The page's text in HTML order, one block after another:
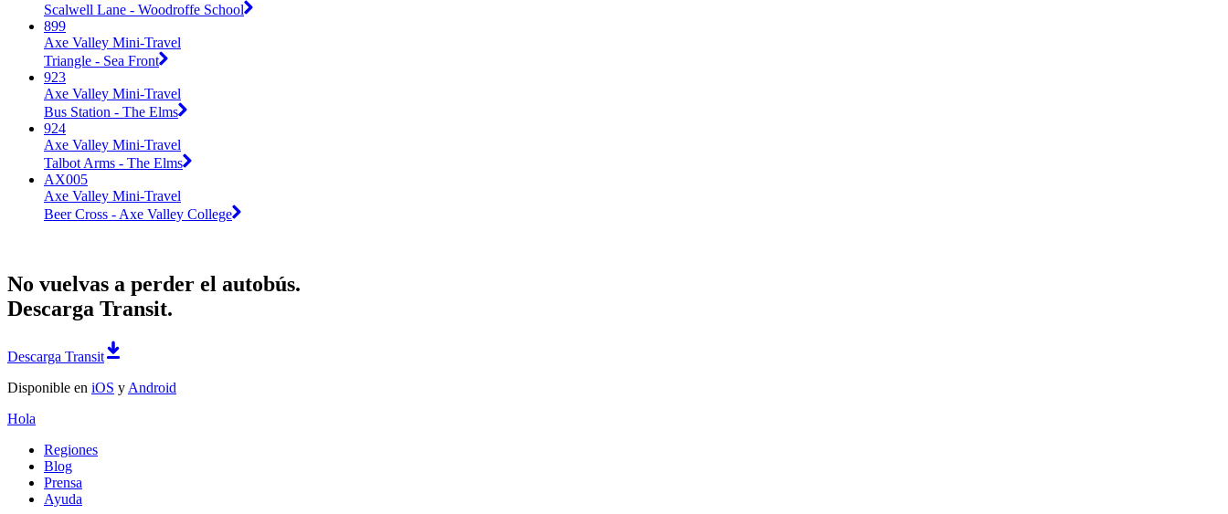
Scalwell Lane - Woodroffe School
899
Axe Valley Mini-Travel
Triangle - Sea Front
923
Axe Valley Mini-Travel
Bus Station - The Elms
924
Axe Valley Mini-Travel
Talbot Arms - The Elms
AX005
Axe Valley Mini-Travel
Beer Cross - Axe Valley College
No vuelvas a perder el autobús.
Descarga Transit.
Descarga Transit
Disponible en iOS y Android
Hola
Regiones
Blog
Prensa
Ayuda